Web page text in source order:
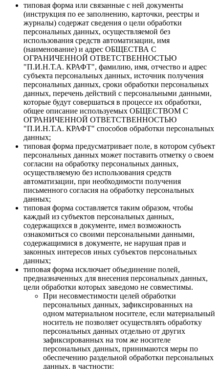
типовая форма или связанные с ней документы
(инструкция по ее заполнению, карточки, реестры и
журналы) содержат сведения о цели обработки
персональных данных, осуществляемой без
использования средств автоматизации, имя
(наименование) и адрес ОБЩЕСТВА С
ОГРАНИЧЕННОЙ ОТВЕТСТВЕННОСТЬЮ
"П.И.Н.Т.А. КРАФТ", фамилию, имя, отчество и адрес
субъекта персональных данных, источник получения
персональных данных, сроки обработки персональных
данных, перечень действий с персональными данными,
которые будут совершаться в процессе их обработки,
общее описание используемых ОБЩЕСТВОМ С
ОГРАНИЧЕННОЙ ОТВЕТСТВЕННОСТЬЮ
"П.И.Н.Т.А. КРАФТ" способов обработки персональных
данных;
типовая форма предусматривает поле, в котором субъект
персональных данных может поставить отметку о своем
согласии на обработку персональных данных,
осуществляемую без использования средств
автоматизации, при необходимости получения
письменного согласия на обработку персональных
данных;
типовая форма составляется таким образом, чтобы
каждый из субъектов персональных данных,
содержащихся в документе, имел возможность
ознакомиться со своими персональными данными,
содержащимися в документе, не нарушая прав и
законных интересов иных субъектов персональных
данных;
типовая форма исключает объединение полей,
предназначенных для внесения персональных данных,
цели обработки которых заведомо не совместимы.
При несовместимости целей обработки
персональных данных, зафиксированных на
одном материальном носителе, если материальный
носитель не позволяет осуществлять обработку
персональных данных отдельно от других
зафиксированных на том же носителе
персональных данных, принимаются меры по
обеспечению раздельной обработки персональных
данных, в частности: